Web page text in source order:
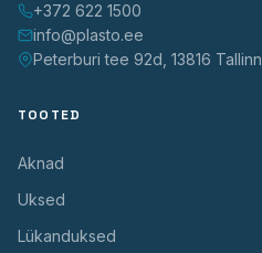
+372 622 1500
info@plasto.ee
Peterburi tee 92d, 13816 Tallinn
TOOTED
Aknad
Uksed
Lükanduksed